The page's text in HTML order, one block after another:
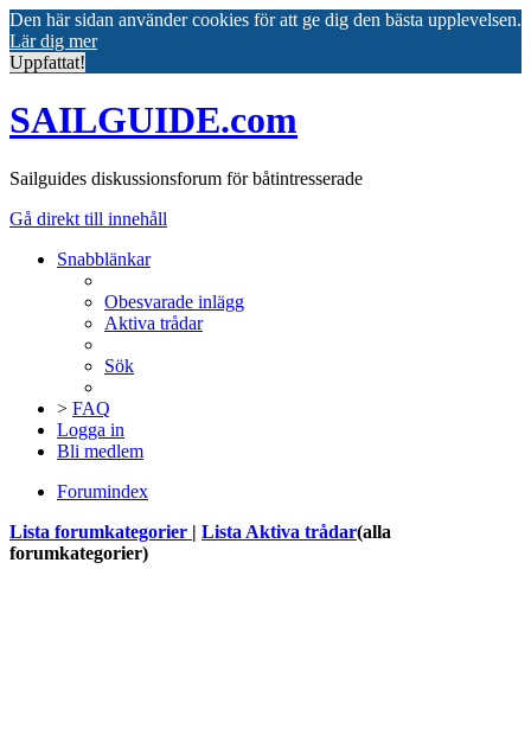
Den här sidan använder cookies för att ge dig den bästa upplevelsen.
Lär dig mer
Uppfattat!
SAILGUIDE.com
Sailguides diskussionsforum för båtintresserade
Gå direkt till innehåll
Snabblänkar
Obesvarade inlägg
Aktiva trådar
Sök
> FAQ
Logga in
Bli medlem
Forumindex
Lista forumkategorier | Lista Aktiva trådar(alla
forumkategorier)